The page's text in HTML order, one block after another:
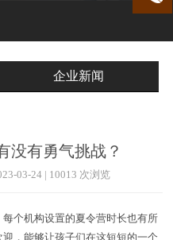
企业新闻
没有勇气挑战？
03-24 | 10013 次浏览
个机构设置的夏令营时长也有所
，能够让孩子们在这短短的一个